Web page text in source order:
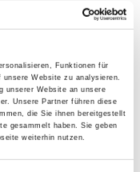
Funktionen für
Website zu analysieren.
unserer Website an unsere
Unsere Partner führen diese
die Sie ihnen bereitgestellt
gesammelt haben. Sie geben
weiterhin nutzen.
Nicht nur
das macht es
hängen - so
Wenn sie auf
Weise
klar und
Willicks, die seit
der deutschen